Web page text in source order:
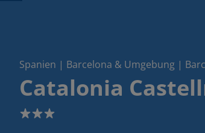
Spanien | Barcelona & Umgebung |
Catalonia
3